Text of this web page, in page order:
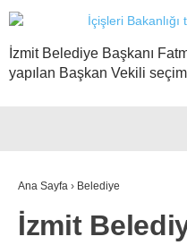
İzmit Belediye Başkanı
yapılan Başkan Vekili
Ana Sayfa › Belediye
İzmit